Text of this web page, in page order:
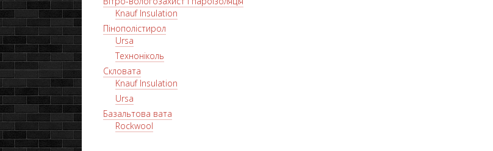
Knauf Insulation
Пінополістирол
Ursa
Техноніколь
Скловата
Knauf Insulation
Ursa
Базальтова вата
Rockwool